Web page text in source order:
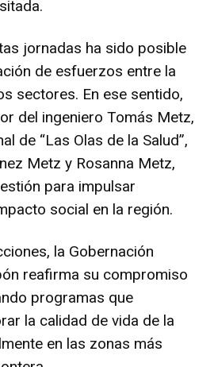
jornadas ha sido posible
de esfuerzos entre la
sectores. En ese sentido,
del ingeniero Tomás Metz,
de “Las Olas de la Salud”,
Metz y Rosanna Metz,
para impulsar
social en la región.
la Gobernación
reafirma su compromiso
programas que
la calidad de vida de la
en las zonas más